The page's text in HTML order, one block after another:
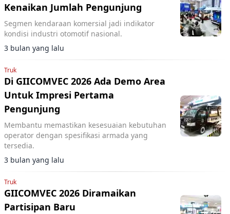
Kenaikan Jumlah Pengunjung
Segmen kendaraan komersial jadi indikator
kondisi industri otomotif nasional.
3 bulan yang lalu
Truk
Di GIICOMVEC 2026 Ada Demo Area
Untuk Impresi Pertama
Pengunjung
Membantu memastikan kesesuaian kebutuhan
operator dengan spesifikasi armada yang
tersedia.
3 bulan yang lalu
Truk
GIICOMVEC 2026 Diramaikan
Partisipan Baru